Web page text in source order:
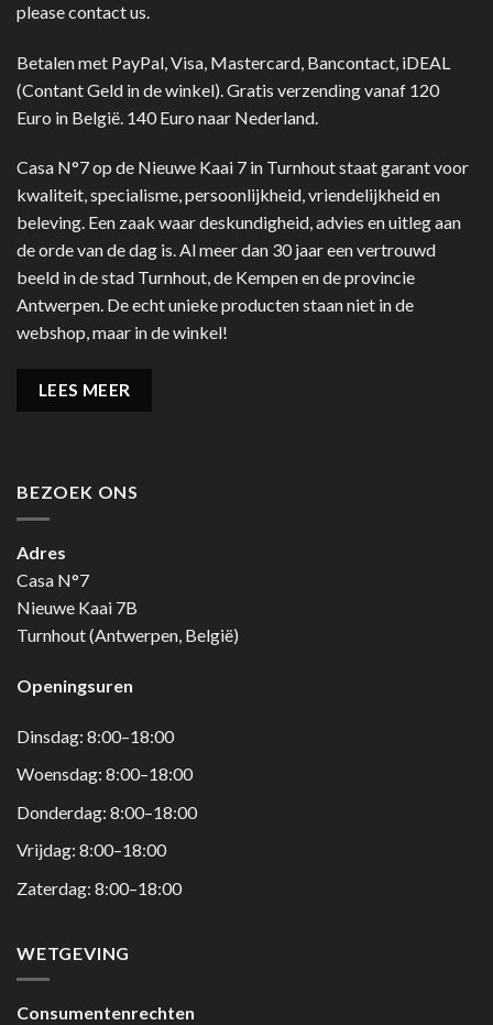
please contact us.
Betalen met PayPal, Visa, Mastercard, Bancontact, iDEAL
(Contant Geld in de winkel). Gratis verzending vanaf 120
Euro in België. 140 Euro naar Nederland.
Casa N°7 op de Nieuwe Kaai 7 in Turnhout staat garant voor
kwaliteit, specialisme, persoonlijkheid, vriendelijkheid en
beleving. Een zaak waar deskundigheid, advies en uitleg aan
de orde van de dag is. Al meer dan 30 jaar een vertrouwd
beeld in de stad Turnhout, de Kempen en de provincie
Antwerpen. De echt unieke producten staan niet in de
webshop, maar in de winkel!
LEES MEER
BEZOEK ONS
Adres
Casa N°7
Nieuwe Kaai 7B
Turnhout (Antwerpen, België)
Openingsuren
Dinsdag: 8:00–18:00
Woensdag: 8:00–18:00
Donderdag: 8:00–18:00
Vrijdag: 8:00–18:00
Zaterdag: 8:00–18:00
WETGEVING
Consumentenrechten